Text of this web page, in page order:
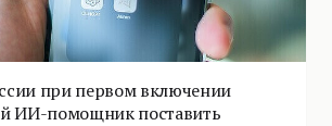
при первом включении
ИИ-помощник поставить